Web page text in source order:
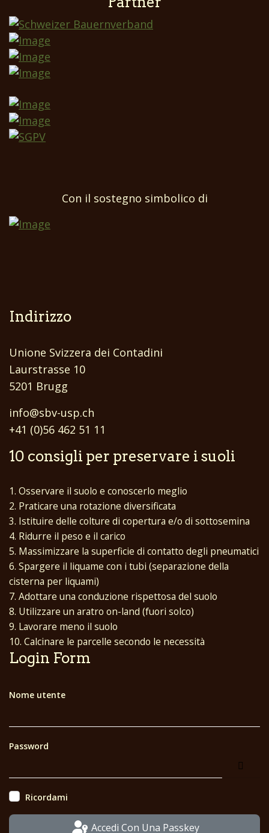
Con il sostegno simbolico di
Indirizzo
Unione Svizzera dei Contadini
Laurstrasse 10
5201 Brugg
info@sbv-usp.ch
+41 (0)56 462 51 11
10 consigli per preservare i suoli
1. Osservare il suolo e conoscerlo meglio
2. Praticare una rotazione diversificata
3. Istituire delle colture di copertura e/o di sottosemina
4. Ridurre il peso e il carico
5. Massimizzare la superficie di contatto degli pneumatici
6. Spargere il liquame con i tubi (separazione della
cisterna per liquami)
7. Adottare una conduzione rispettosa del suolo
8. Utilizzare un aratro on-land (fuori solco)
9. Lavorare meno il suolo
10. Calcinare le parcelle secondo le necessità
Login Form
Nome utente
Password
Ricordami
Accedi Con Una Passkey